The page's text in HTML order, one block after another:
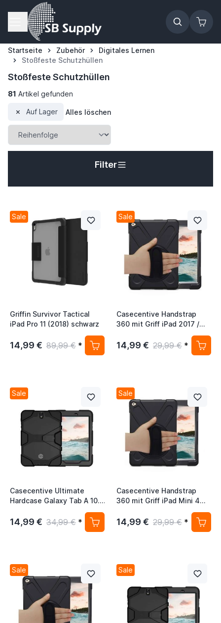
Zum Inhalt springen
Startseite Zubehör
Digitales Lernen
Stoßfeste Schutzhüllen
Stoßfeste Schutzhüllen
81 Artikel gefunden
Auf Lager Alles löschen
Filter
Sale
Griffin Survivor Tactical
iPad Pro 11 (2018) schwarz
14,99 € 89,99 € *
Sale
Casecentive Handstrap
360 mit Griff iPad 2017 /
14,99 € 29,99 € *
Sale
Casecentive Ultimate
Hardcase Galaxy Tab A 10.1
14,99 € 34,99 € *
Sale
Casecentive Handstrap
360 mit Griff iPad Mini 4
14,99 € 29,99 € *
Sale Sale